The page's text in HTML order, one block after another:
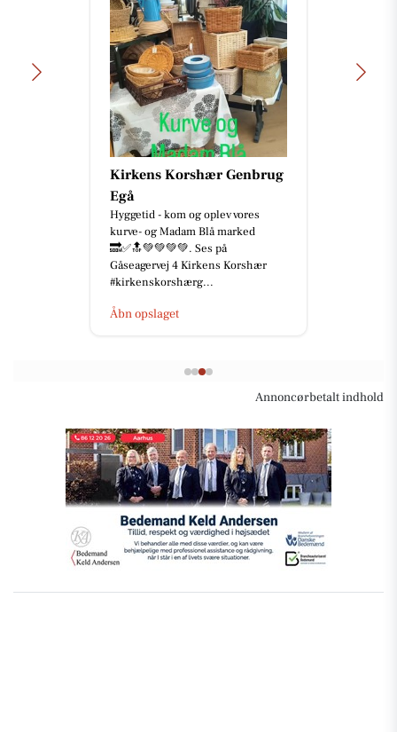
Kirkens Korshær Genbrug
Egå
Hyggetid - kom og oplev vores
kurve- og Madam Blå marked
🔜✅🔝💚💚💚💚. Ses på
Gåseagervej 4 Kirkens Korshær
#kirkenskorshærg...
Åbn opslaget
Annoncørbetalt indhold